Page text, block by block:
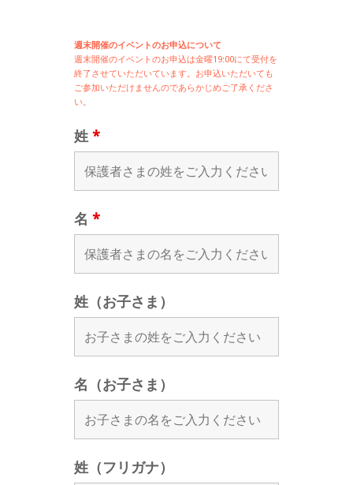
週末開催のイベントのお申込について
週末開催のイベントのお申込は金曜19:00にて受付を
終了させていただいています。お申込いただいても
ご参加いただけませんのであらかじめご了承くださ
い。
姓 *
名 *
姓（お子さま）
名（お子さま）
姓（フリガナ）